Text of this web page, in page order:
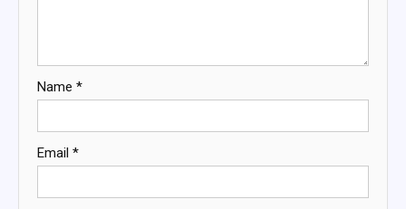
Name *
Email *